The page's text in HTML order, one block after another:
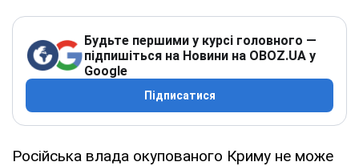
Будьте першими у курсі головного —
підпишіться на Новини на OBOZ.UA у
Google
Підписатися
Російська влада окупованого Криму не може